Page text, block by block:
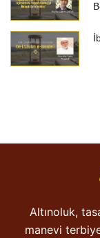
Altınoluk,
manevi